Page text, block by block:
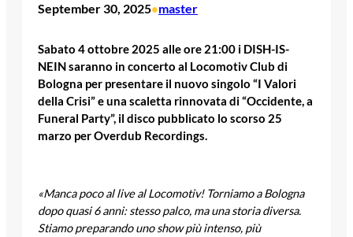
September 30, 2025•master
Sabato 4 ottobre 2025 alle ore 21:00 i DISH-IS-
NEIN saranno in concerto al Locomotiv Club di
Bologna per presentare il nuovo singolo “I Valori
della Crisi” e una scaletta rinnovata di “Occidente, a
Funeral Party”, il disco pubblicato lo scorso 25
marzo per Overdub Recordings.
«Manca poco al live al Locomotiv! Torniamo a Bologna
dopo quasi 6 anni: stesso palco, ma una storia diversa.
Stiamo preparando uno show più intenso, più